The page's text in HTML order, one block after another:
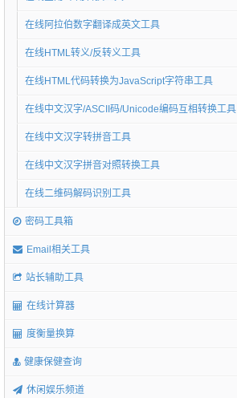
在线阿拉伯数字翻译成英文工具
在线HTML转义/反转义工具
在线HTML代码转换为JavaScript字符串工具
在线中文汉字/ASCII码/Unicode编码互相转换工具
在线中文汉字转拼音工具
在线中文汉字拼音对照转换工具
在线二维码解码识别工具
密码工具箱
Email相关工具
站长辅助工具
在线计算器
度衡量换算
健康保健查询
休闲娱乐频道